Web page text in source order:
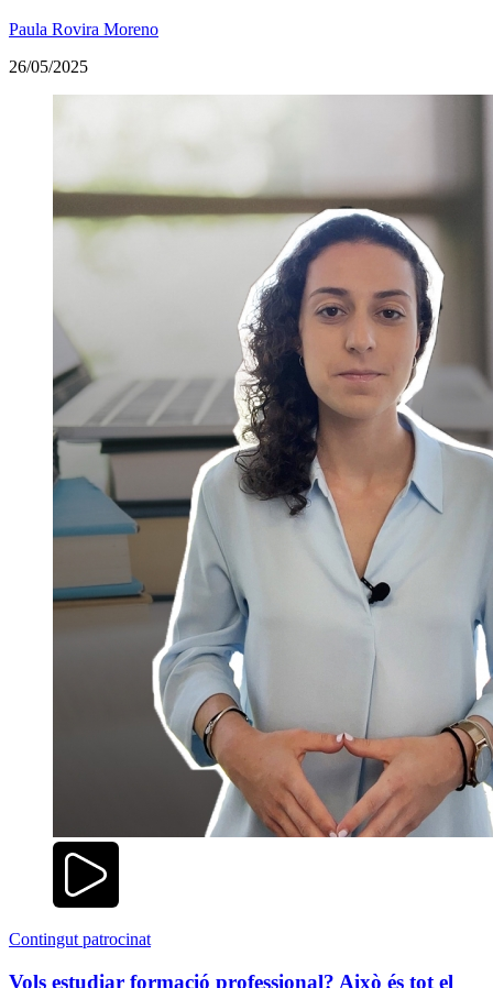
Paula Rovira Moreno
26/05/2025
Contingut patrocinat
Vols estudiar formació professional? Això és tot el